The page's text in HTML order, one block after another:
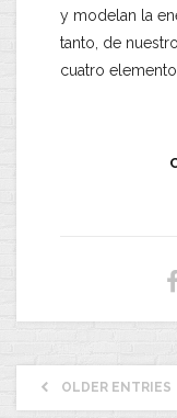
y modelan la
tanto, de
cuatro
OLDER ENTRIES